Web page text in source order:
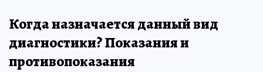
Когда назначается данный вид
диагностики? Показания и
противопоказания